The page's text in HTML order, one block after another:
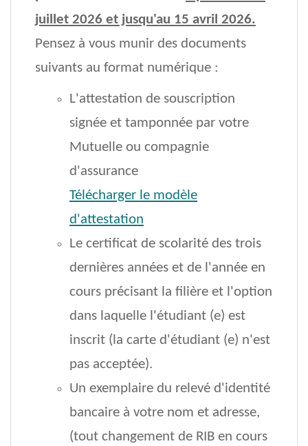
juillet 2026 et jusqu'au 15 avril 2026.
Pensez à vous munir des documents
suivants au format numérique :
L'attestation de souscription
signée et tamponnée par votre
Mutuelle ou compagnie
d'assurance
Télécharger le modèle
d'attestation
Le certificat de scolarité des trois
dernières années et de l'année en
cours précisant la filière et l'option
dans laquelle l'étudiant (e) est
inscrit (la carte d'étudiant (e) n'est
pas acceptée).
Un exemplaire du relevé d'identité
bancaire à votre nom et adresse,
(tout changement de RIB en cours